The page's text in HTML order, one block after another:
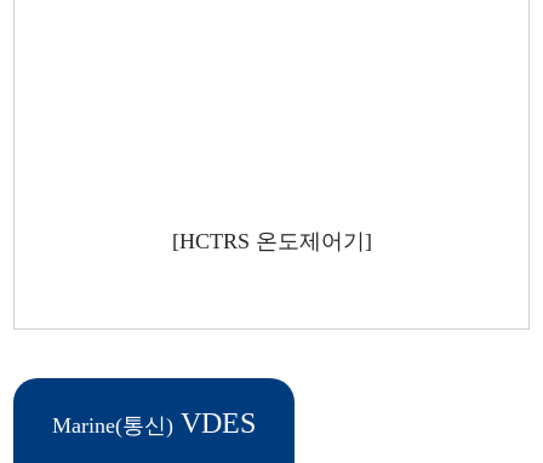
[HCTRS 온도제어기]
Marine(통신) VDES